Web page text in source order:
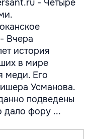
- Четыре
Вчера
история
в мире
меди. Его
Усманова.
подведены
дало фору ...